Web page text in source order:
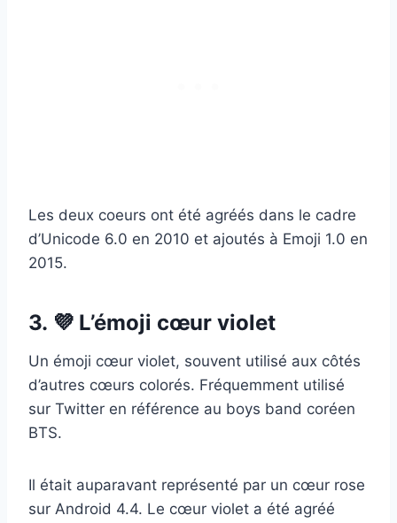
Les deux coeurs ont été agréés dans le cadre
d’Unicode 6.0 en 2010 et ajoutés à Emoji 1.0 en
2015.
3. 💜 L’émoji cœur violet
Un émoji cœur violet, souvent utilisé aux côtés
d’autres cœurs colorés. Fréquemment utilisé
sur Twitter en référence au boys band coréen
BTS.
Il était auparavant représenté par un cœur rose
sur Android 4.4. Le cœur violet a été agréé